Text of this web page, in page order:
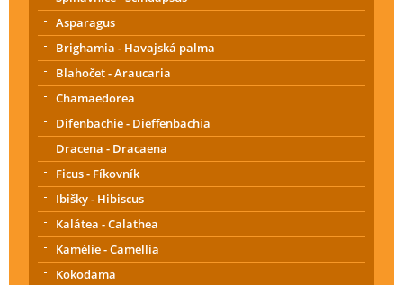
Asparagus
Brighamia - Havajská palma
Blahočet - Araucaria
Chamaedorea
Difenbachie - Dieffenbachia
Dracena - Dracaena
Ficus - Fíkovník
Ibišky - Hibiscus
Kalátea - Calathea
Kamélie - Camellia
Kokodama